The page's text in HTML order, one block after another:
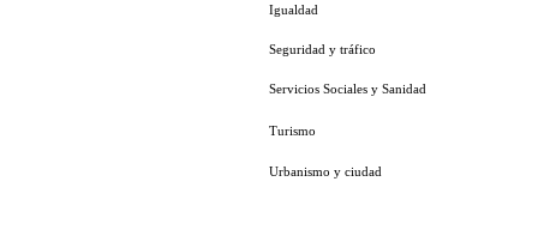
Igualdad
Seguridad y tráfico
Servicios Sociales y Sanidad
Turismo
Urbanismo y ciudad